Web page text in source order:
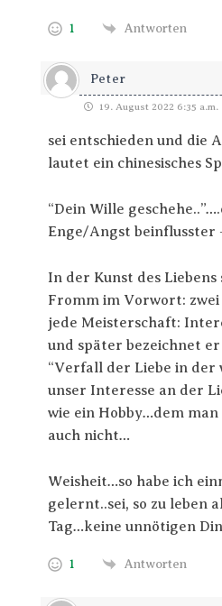
1 Antworten
Peter
19. August 2022 6:35 a.m.
sei entschieden und die
lautet ein chinesisches
“Dein Wille
Enge/Angst beinflusster
In der Kunst des
Fromm im Vorwort:
jede Meisterschaft:
und später bezeichnet
“Verfall der Liebe in der
unser Interesse an der
wie ein Hobby…dem
auch nicht…
Weisheit…so habe ich
gelernt..sei, so zu leben
Tag…keine unnötigen
1 Antworten